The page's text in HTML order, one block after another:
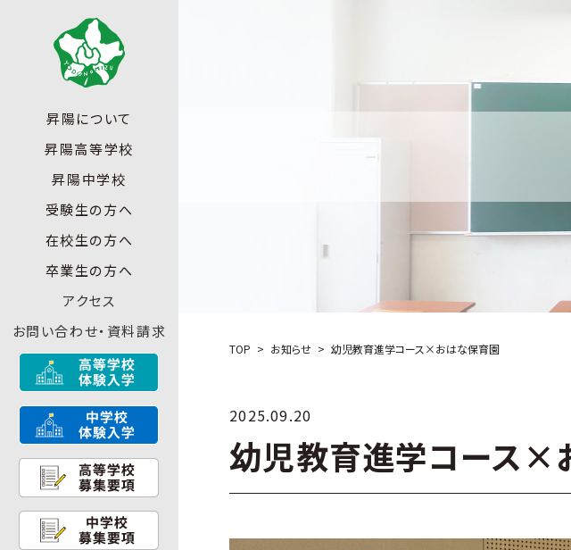
昇陽について
昇陽高等学校
昇陽中学校
受験生の方へ
在校生の方へ
卒業生の方へ
アクセス
お問い合わせ・資料請求
TOP お知らせ 幼児教育進学コース×おはな保育園
2025.09.20
幼児教育進学コース×